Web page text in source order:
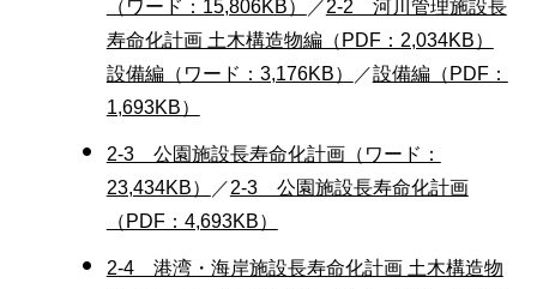
（ワード：15,806KB）
／2-2 河川管理施設長
寿命化計画 土木構造物編（PDF：2,034KB）
設備編（ワード：3,176KB）
／設備編（PDF：
1,693KB）
2-3 公園施設長寿命化計画（ワード：
23,434KB）
／2-3 公園施設長寿命化計画
（PDF：4,693KB）
2-4 港湾・海岸施設長寿命化計画 土木構造物